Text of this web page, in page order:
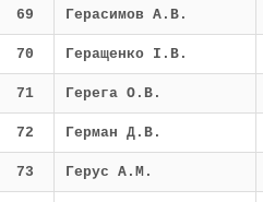
69 Герасимов А.В.
70 Геращенко І.В.
71 Герега О.В.
72 Герман Д.В.
73 Герус А.М.